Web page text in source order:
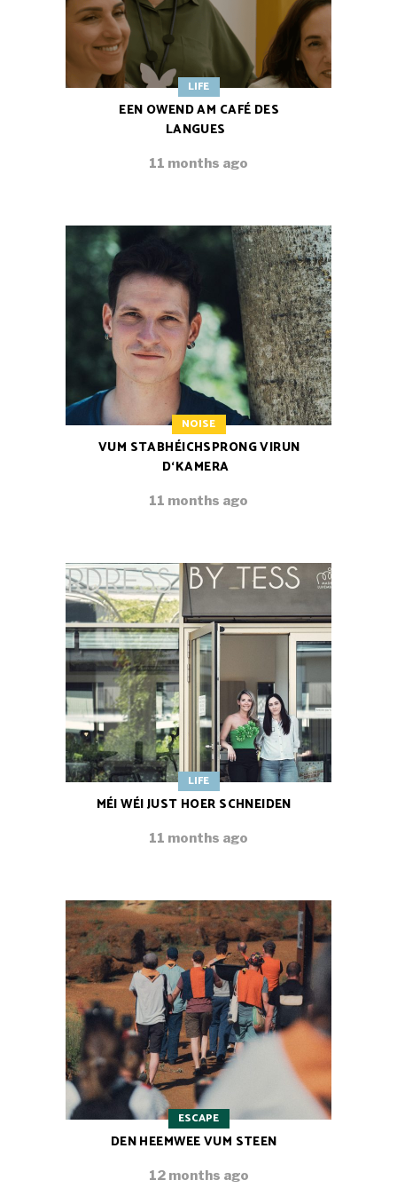
LIFE
EEN OWEND AM CAFÉ DES
LANGUES
11 months ago
NOISE
VUM STABHÉICHSPRONG VIRUN
D‘KAMERA
11 months ago
LIFE
MÉI WÉI JUST HOER SCHNEIDEN
11 months ago
ESCAPE
DEN HEEMWEE VUM STEEN
12 months ago